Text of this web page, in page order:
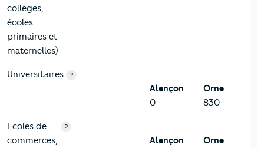
collèges,
écoles
primaires et
maternelles)
Universitaires ?
Alençon
0
Orne
830
Ecoles de
commerces,
?
Alençon
Orne